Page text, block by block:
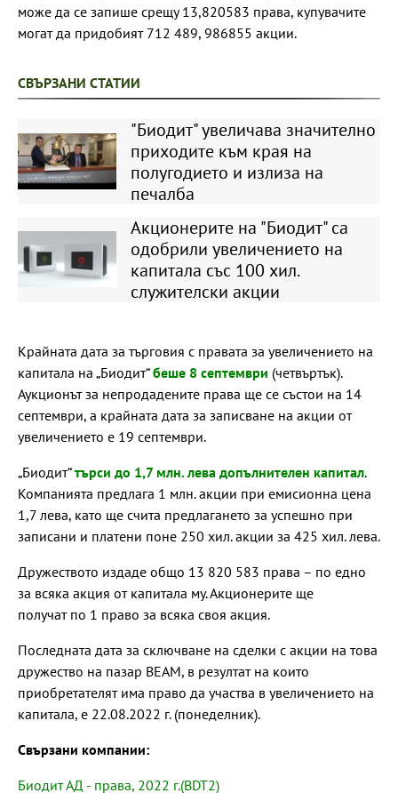
може да се запише срещу 13,820583 права, купувачите
могат да придобият 712 489, 986855 акции.
СВЪРЗАНИ СТАТИИ
"Биодит" увеличава значително
приходите към края на
полугодието и излиза на
печалба
Акционерите на "Биодит" са
одобрили увеличението на
капитала със 100 хил.
служителски акции
Крайната дата за търговия с правата за увеличението на
капитала на „Биодит“беше 8 септември (четвъртък).
Аукционът за непродадените права ще се състои на 14
септември, а крайната дата за записване на акции от
увеличението е 19 септември.
„Биодит“търси до 1,7 млн. лева допълнителен капитал.
Компанията предлага 1 млн. акции при емисионна цена
1,7 лева, като ще счита предлагането за успешно при
записани и платени поне 250 хил. акции за 425 хил. лева.
Дружеството издаде общо 13 820 583 права – по едно
за всяка акция от капитала му. Акционерите ще
получат по 1 право за всяка своя акция.
Последната дата за сключване на сделки с акции на това
дружество на пазар BEAM, в резултат на които
приобретателят има право да участва в увеличението на
капитала, е 22.08.2022 г. (понеделник).
Свързани компании:
Биодит АД - права, 2022 г.(BDT2)